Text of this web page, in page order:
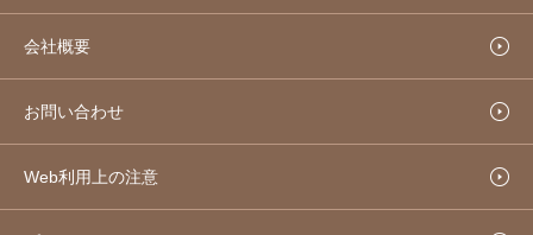
会社概要
お問い合わせ
Web利用上の注意